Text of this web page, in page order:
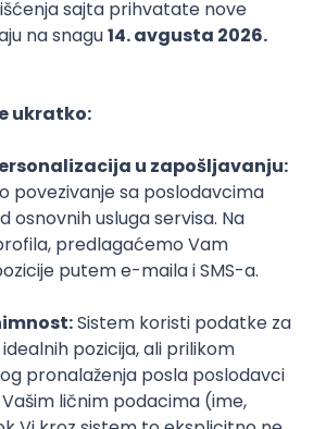
po traženim kriterijumima
PO KRITERIJUMU SONAR
Engineer -